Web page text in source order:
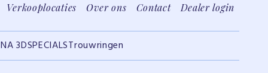
Verkooplocaties Over ons Contact Dealer login
3DSPECIALSTrouwringen